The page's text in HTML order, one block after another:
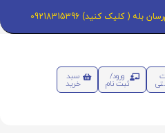
( کلیک کنید) 09218315396
ورود/
ثبت نام
سبد
خرید